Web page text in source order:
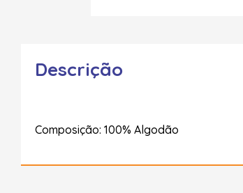
Descrição
Composição: 100% Algodão